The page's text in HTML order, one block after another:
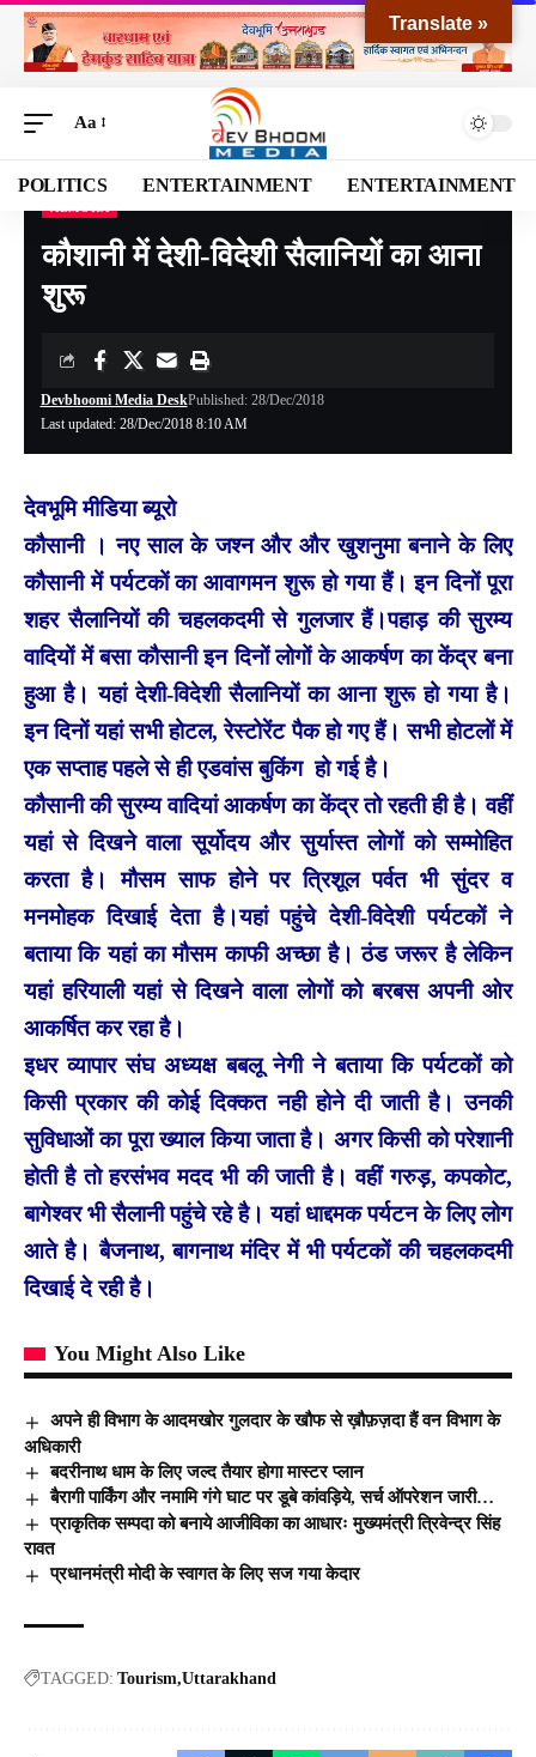
Aa
POLITICS ENTERTAINMENT ENTERTAINMENT
Devbhoomi Media>Blog> NATIONAL>UTTARAKHAND >ALMORA>कौशानी में
कौशानी में देशी-विदेशी सैलानियों का आना
शुरू
Last updated: 28/Dec/2018 8:10 AM
Devbhoomi Media DeskPublished: 28/Dec/2018
देवभूमि मीडिया ब्यूरो
कौसानी । नए साल के जश्न और और खुशनुमा बनाने के लिए
कौसानी में पर्यटकों का आवागमन शुरू हो गया हैं। इन दिनों पूरा
शहर सैलानियों की चहलकदमी से गुलजार हैं।पहाड़ की सुरम्य
वादियों में बसा कौसानी इन दिनों लोगों के आकर्षण का केंद्र बना
हुआ है। यहां देशी-विदेशी सैलानियों का आना शुरू हो गया है।
इन दिनों यहां सभी होटल, रेस्टोरेंट पैक हो गए हैं। सभी होटलों में
एक सप्ताह पहले से ही एडवांस बुकिंग हो गई है।
कौसानी की सुरम्य वादियां आकर्षण का केंद्र तो रहती ही है। वहीं
यहां से दिखने वाला सूर्योदय और सुर्यास्त लोगों को सम्मोहित
करता है। मौसम साफ होने पर त्रिशूल पर्वत भी सुंदर व
मनमोहक दिखाई देता है।यहां पहुंचे देशी-विदेशी पर्यटकों ने
बताया कि यहां का मौसम काफी अच्छा है। ठंड जरूर है लेकिन
यहां हरियाली यहां से दिखने वाला लोगों को बरबस अपनी ओर
आकर्षित कर रहा है।
इधर व्यापार संघ अध्यक्ष बबलू नेगी ने बताया कि पर्यटकों को
किसी प्रकार की कोई दिक्कत नही होने दी जाती है। उनकी
सुविधाओं का पूरा ख्याल किया जाता है। अगर किसी को परेशानी
होती है तो हरसंभव मदद भी की जाती है। वहीं गरुड़, कपकोट,
बागेश्वर भी सैलानी पहुंचे रहे है। यहां धाद्दमक पर्यटन के लिए लोग
आते है। बैजनाथ, बागनाथ मंदिर में भी पर्यटकों की चहलकदमी
दिखाई दे रही है।
You Might Also Like
अपने ही विभाग के आदमखोर गुलदार के खौफ से ख़ौफ़ज़दा हैं वन विभाग के
अधिकारी
बदरीनाथ धाम के लिए जल्द तैयार होगा मास्टर प्लान
बैरागी पार्किंग और नमामि गंगे घाट पर डूबे कांवड़िये, सर्च ऑपरेशन जारी…
प्राकृतिक सम्पदा को बनाये आजीविका का आधारः मुख्यमंत्री त्रिवेन्द्र सिंह
रावत
प्रधानमंत्री मोदी के स्वागत के लिए सज गया केदार
TAGGED: Tourism Uttarakhand
Translate »